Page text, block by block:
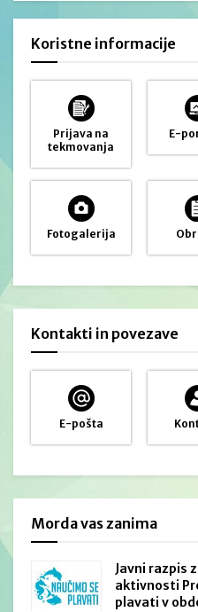
Koristne informacije
Prijava na
tekmovanja
E-
Fotogalerija
Kontakti in povezave
E-pošta
Morda vas zanima
Javni razpis
aktivnosti
plavati v